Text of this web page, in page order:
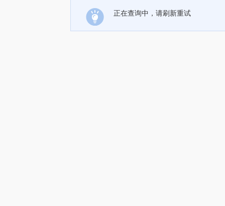
正在查询中，请刷新重试